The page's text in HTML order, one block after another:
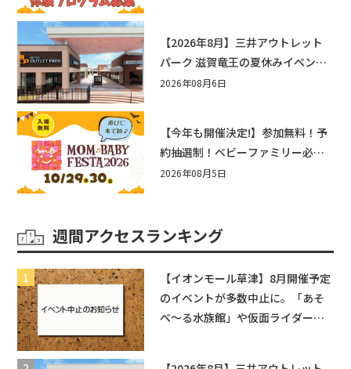
【2026年8月】三井アウトレット
パーク 滋賀竜王の夏休みイベント
まとめ！びしょぬれ水あそび・激
2026年08月6日
【今年も開催決定!】参加無料！予
約抽選制！ベビーファミリー必見
☆入場無料☆10/29(木)30(金)ママ
2026年08月5日
週間アクセスランキング
【イオンモール草津】8月開催予定
のイベントが多数中止に。「あそ
べ〜る水族館」や仮面ライダーシ